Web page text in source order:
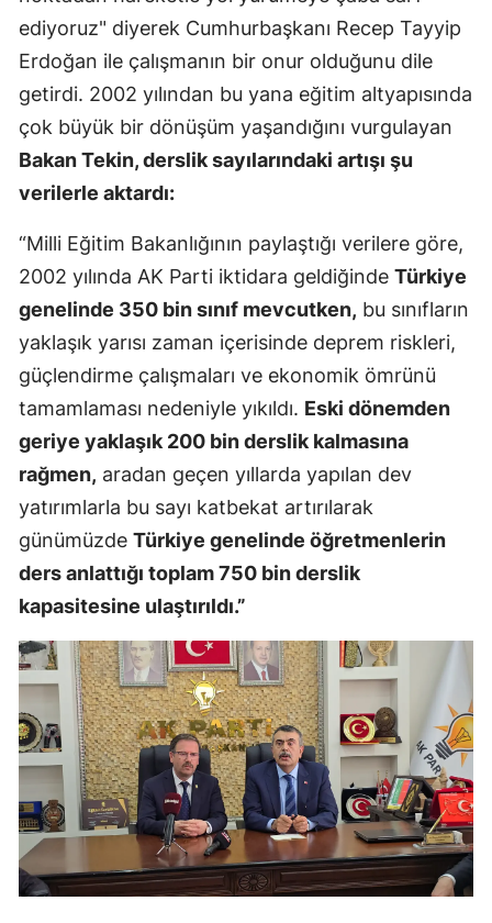
Malatya
Mardin
Muş
Nevşehir
Niğde
Rize
Sakarya
Samsun
Tekirdağ
Tokat
Trabzon
Tunceli
Şanlıurfa
ediyoruz" diyerek Cumhurbaşkanı Recep Tayyip
Erdoğan ile çalışmanın bir onur olduğunu dile
getirdi. 2002 yılından bu yana eğitim altyapısında
çok büyük bir dönüşüm yaşandığını vurgulayan
Bakan Tekin, derslik sayılarındaki artışı şu
verilerle aktardı:
“Milli Eğitim Bakanlığının paylaştığı verilere göre,
2002 yılında AK Parti iktidara geldiğinde Türkiye
genelinde 350 bin sınıf mevcutken, bu sınıfların
yaklaşık yarısı zaman içerisinde deprem riskleri,
güçlendirme çalışmaları ve ekonomik ömrünü
tamamlaması nedeniyle yıkıldı. Eski dönemden
geriye yaklaşık 200 bin derslik kalmasına
rağmen, aradan geçen yıllarda yapılan dev
yatırımlarla bu sayı katbekat artırılarak
günümüzde Türkiye genelinde öğretmenlerin
ders anlattığı toplam 750 bin derslik
kapasitesine ulaştırıldı.”